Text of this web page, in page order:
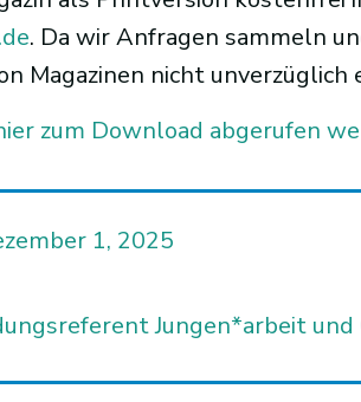
. Da wir Anfragen sammeln
Magazinen nicht
zum Download abgerufen
1, 2025
Jungen*arbeit